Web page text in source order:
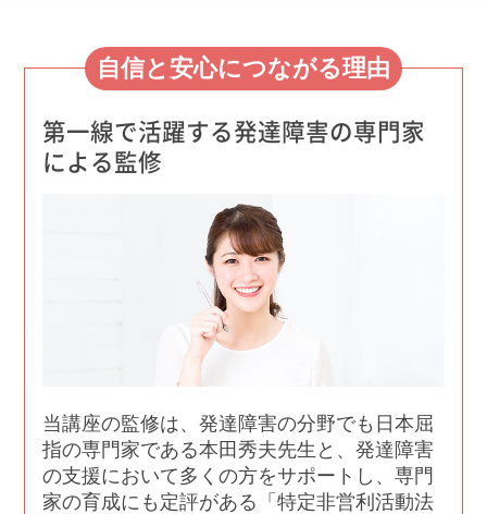
自信と安心につながる理由
第一線で活躍する発達障害の専門家
による監修
当講座の監修は、発達障害の分野でも日本屈
指の専門家である本田秀夫先生と、発達障害
の支援において多くの方をサポートし、専門
家の育成にも定評がある「特定非営利活動法